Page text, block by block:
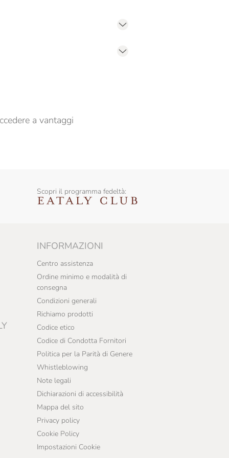
a vantaggi
Scopri il programma fedeltà:
INFORMAZIONI
Centro assistenza
Ordine minimo e modalità di
consegna
Condizioni generali
Richiamo prodotti
Codice etico
Codice di Condotta Fornitori
Politica per la Parità di Genere
Whistleblowing
Note legali
Dichiarazioni di accessibilità
Mappa del sito
Privacy policy
Cookie Policy
Impostazioni Cookie